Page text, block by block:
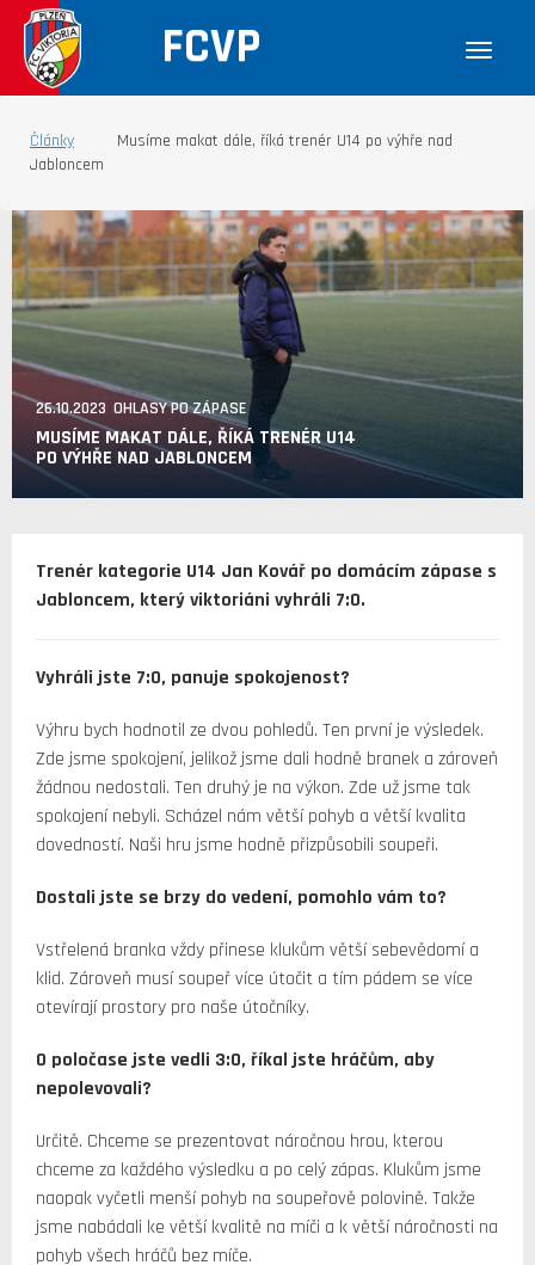
FCVP
Články
Musíme makat dále, říká trenér U14 po výhře nad
Jabloncem
26.10.2023 OHLASY PO ZÁPASE
MUSÍME MAKAT DÁLE, ŘÍKÁ TRENÉR U14
PO VÝHŘE NAD JABLONCEM
Trenér kategorie U14 Jan Kovář po domácím zápase s
Jabloncem, který viktoriáni vyhráli 7:0.
Vyhráli jste 7:0, panuje spokojenost?
Výhru bych hodnotil ze dvou pohledů. Ten první je výsledek.
Zde jsme spokojení, jelikož jsme dali hodně branek a zároveň
žádnou nedostali. Ten druhý je na výkon. Zde už jsme tak
spokojení nebyli. Scházel nám větší pohyb a větší kvalita
dovedností. Naši hru jsme hodně přizpůsobili soupeři.
Dostali jste se brzy do vedení, pomohlo vám to?
Vstřelená branka vždy přinese klukům větší sebevědomí a
klid. Zároveň musí soupeř více útočit a tím pádem se více
otevírají prostory pro naše útočníky.
O poločase jste vedli 3:0, říkal jste hráčům, aby
nepolevovali?
Určitě. Chceme se prezentovat náročnou hrou, kterou
chceme za každého výsledku a po celý zápas. Klukům jsme
naopak vyčetli menší pohyb na soupeřově polovině. Takže
jsme nabádali ke větší kvalitě na míči a k větší náročnosti na
pohyb všech hráčů bez míče.